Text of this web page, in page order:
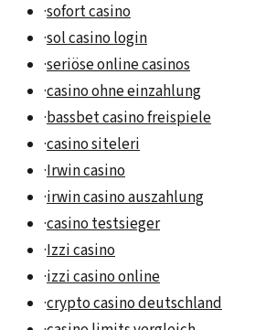
·sofort casino
·sol casino login
·seriöse online casinos
·casino ohne einzahlung
·bassbet casino freispiele
·casino siteleri
·Irwin casino
·irwin casino auszahlung
·casino testsieger
·Izzi casino
·izzi casino online
·crypto casino deutschland